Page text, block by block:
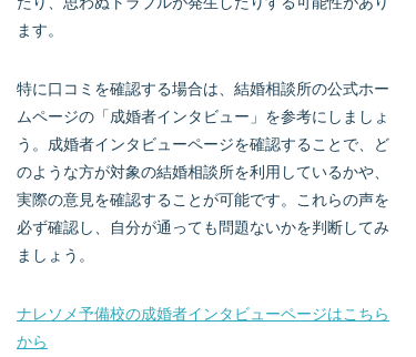
ます。
特に口コミを確認する場合は、結婚相談所の公式ホー
ムページの「成婚者インタビュー」を参考にしましょ
う。成婚者インタビューページを確認することで、ど
のような方が対象の結婚相談所を利用しているかや、
実際の意見を確認することが可能です。これらの声を
必ず確認し、自分が通っても問題ないかを判断してみ
ましょう。
ナレソメ予備校の成婚者インタビューページはこちら
から